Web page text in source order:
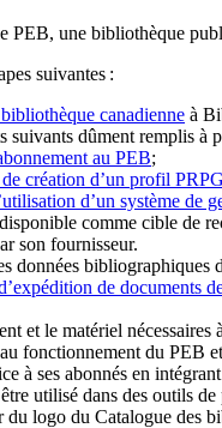
PEB, une bibliothèque
suivantes :
canadienne à
suivants dûment remplis à
au PEB;
création d’un profil PRPG
d’un système de
comme cible de
son fournisseur.
données bibliographiques
de documents
et le matériel
fonctionnement du PEB
à ses abonnés en
utilisé dans des outils
logo du Catalogue des